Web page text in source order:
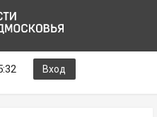
Вход